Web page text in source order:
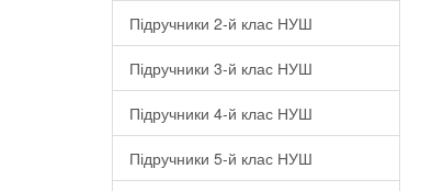
Підручники 2-й клас НУШ
Підручники 3-й клас НУШ
Підручники 4-й клас НУШ
Підручники 5-й клас НУШ